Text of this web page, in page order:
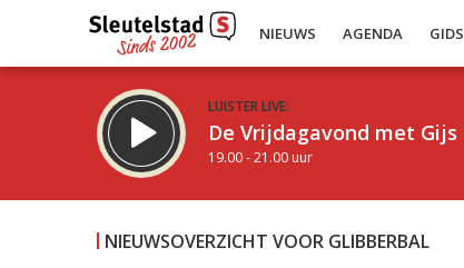
NIEUWS AGENDA GIDS
LUISTER LIVE:
De Vrijdagavond met Gijs
19.00 - 21.00 uur
NIEUWSOVERZICHT VOOR GLIBBERBAL